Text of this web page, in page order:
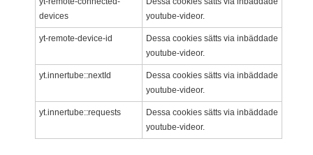
devices
youtube-videor.
yt-remote-device-id
Dessa cookies sätts via inbäddade
youtube-videor.
yt.innertube::nextId
Dessa cookies sätts via inbäddade
youtube-videor.
yt.innertube::requests
Dessa cookies sätts via inbäddade
youtube-videor.